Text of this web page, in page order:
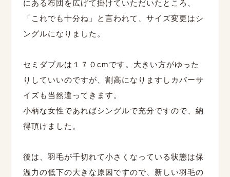
にある布団を広げて掛けていただいたところ、
「これでも十分ね」と言われて、サイズ変更はシ
ングルになりました。
セミダブルは１７０cmです。大きい方がゆった
りしていいのですが、割高になりますしカバーサ
イズも当然違ってきます。
小柄な女性であればシングルで充分ですので、納
得頂けました。
後は、羽毛が千切れて小さくなっている状態は保
温力の低下の大きな原因ですので、新しい羽毛の